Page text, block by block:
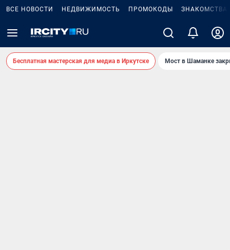
ВСЕ НОВОСТИ НЕДВИЖИМОСТЬ ПРОМОКОДЫ ЗНАКОМСТВА
Бесплатная мастерская для медиа в Иркутске Мост в Шаманке